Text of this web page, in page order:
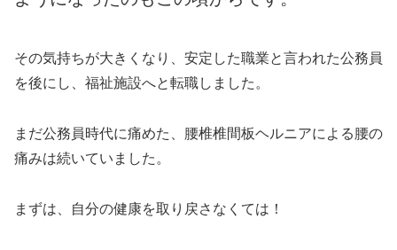
その気持ちが大きくなり、安定した職業と言われた公務員
を後にし、福祉施設へと転職しました。
まだ公務員時代に痛めた、腰椎椎間板ヘルニアによる腰の
痛みは続いていました。
まずは、自分の健康を取り戻さなくては！